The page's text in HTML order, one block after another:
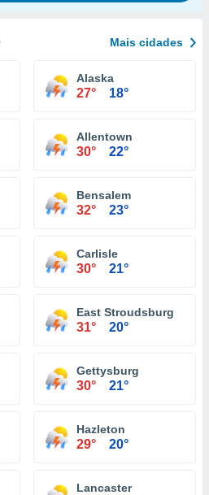
Mais cidades
Alaska
27° 18°
Allentown
30° 22°
Bensalem
32° 23°
Carlisle
30° 21°
East Stroudsburg
31° 20°
Gettysburg
30° 21°
Hazleton
29° 20°
Lancaster